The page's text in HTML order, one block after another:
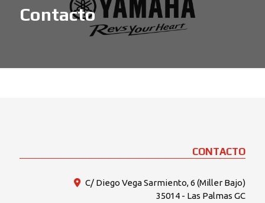
Contacto
CONTACTO
C/ Diego Vega Sarmiento, 6 (Miller Bajo)
35014 - Las Palmas GC